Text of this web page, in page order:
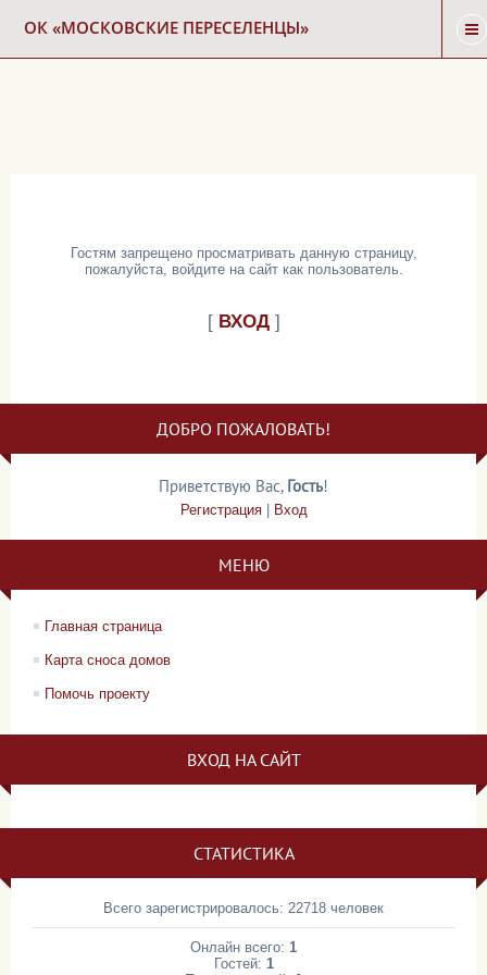
ОК «МОСКОВСКИЕ ПЕРЕСЕЛЕНЦЫ»
Гостям запрещено просматривать данную страницу,
пожалуйста, войдите на сайт как пользователь.
[ ВХОД]
ДОБРО ПОЖАЛОВАТЬ!
Приветствую Вас, Гость!
Регистрация| Вход
МЕНЮ
Главная страница
Карта сноса домов
Помочь проекту
ВХОД НА САЙТ
СТАТИСТИКА
Всего зарегистрировалось: 22718 человек
Онлайн всего: 1
Гостей: 1